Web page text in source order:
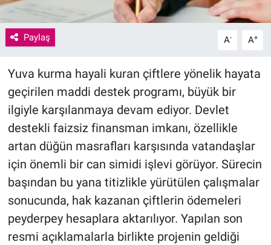
Paylaş A- A+
Yuva kurma hayali kuran çiftlere yönelik hayata
geçirilen maddi destek programı, büyük bir
ilgiyle karşılanmaya devam ediyor. Devlet
destekli faizsiz finansman imkanı, özellikle
artan düğün masrafları karşısında vatandaşlar
için önemli bir can simidi işlevi görüyor. Sürecin
başından bu yana titizlikle yürütülen çalışmalar
sonucunda, hak kazanan çiftlerin ödemeleri
peyderpey hesaplara aktarılıyor. Yapılan son
resmi açıklamalarla birlikte projenin geldiği